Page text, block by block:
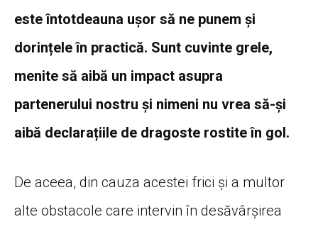
este întotdeauna ușor să ne punem și
dorințele în practică. Sunt cuvinte grele,
menite să aibă un impact asupra
partenerului nostru și nimeni nu vrea să-și
aibă declarațiile de dragoste rostite în gol.
De aceea, din cauza acestei frici și a multor
alte obstacole care intervin în desăvârșirea